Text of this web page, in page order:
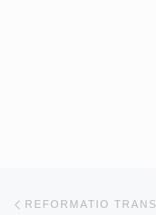
Navigare în